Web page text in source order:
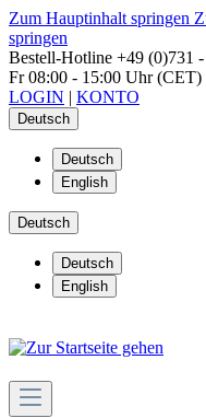
Zum Hauptinhalt springen
springen
Bestell-Hotline +49 (0)731
Fr 08:00 - 15:00 Uhr (CET)
LOGIN | KONTO
Deutsch
Deutsch
English
Deutsch
Deutsch
English